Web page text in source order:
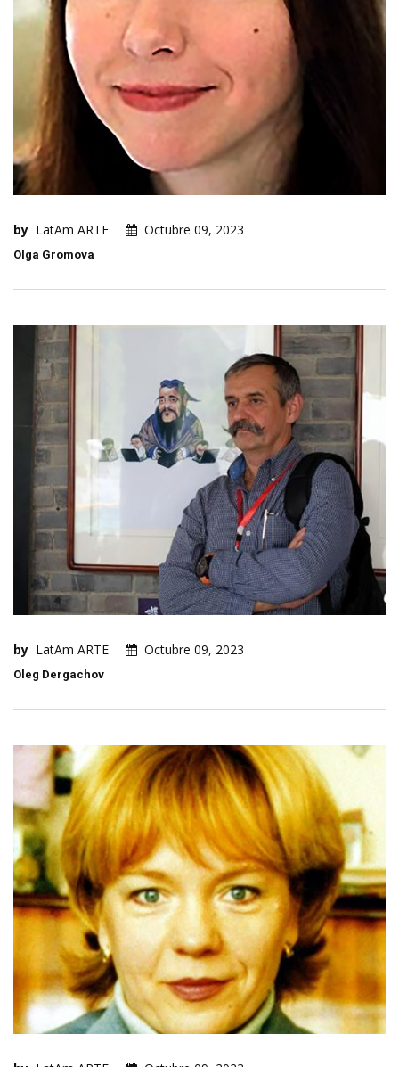
by LatAm ARTE Octubre 09, 2023
Olga Gromova
by LatAm ARTE Octubre 09, 2023
Oleg Dergachov